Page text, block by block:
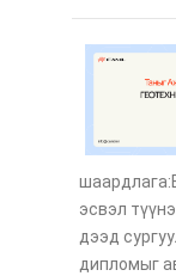
эсвэл
дээд
дипломыг